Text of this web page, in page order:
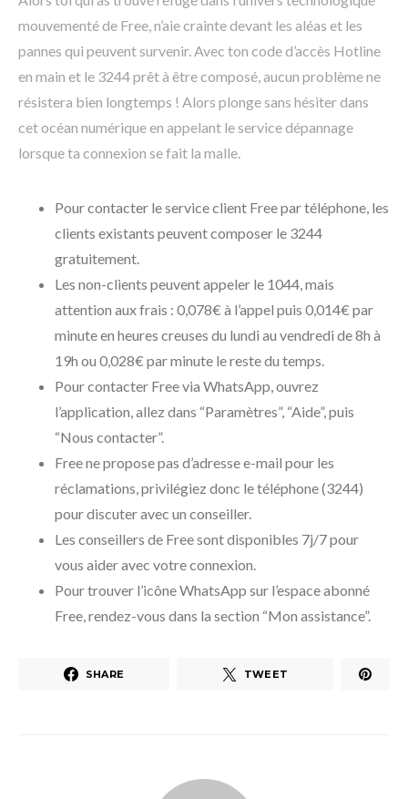
mouvementé de Free, n’aie crainte devant les aléas et les
pannes qui peuvent survenir. Avec ton code d’accès Hotline
en main et le 3244 prêt à être composé, aucun problème ne
résistera bien longtemps ! Alors plonge sans hésiter dans
cet océan numérique en appelant le service dépannage
lorsque ta connexion se fait la malle.
Pour contacter le service client Free par téléphone, les
clients existants peuvent composer le 3244
gratuitement.
Les non-clients peuvent appeler le 1044, mais
attention aux frais : 0,078€ à l’appel puis 0,014€ par
minute en heures creuses du lundi au vendredi de 8h à
19h ou 0,028€ par minute le reste du temps.
Pour contacter Free via WhatsApp, ouvrez
l’application, allez dans “Paramètres”, “Aide”, puis
“Nous contacter”.
Free ne propose pas d’adresse e-mail pour les
réclamations, privilégiez donc le téléphone (3244)
pour discuter avec un conseiller.
Les conseillers de Free sont disponibles 7j/7 pour
vous aider avec votre connexion.
Pour trouver l’icône WhatsApp sur l’espace abonné
Free, rendez-vous dans la section “Mon assistance”.
SHARE TWEET